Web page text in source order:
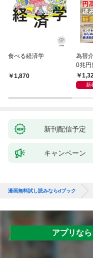
食べる経済学
1,870
為替
0兆円
会」
新
新刊配信予定
キャンペーン
漫画無料試し読みならdブック
アプリな